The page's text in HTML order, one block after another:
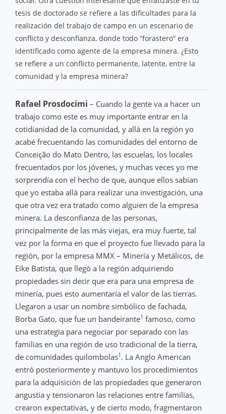
tesis de doctorado se refiere a las dificultades para la
realización del trabajo de campo en un escenario de
conflicto y desconfianza, donde todo “forastero” era
identificado como agente de la empresa minera. ¿Esto
se refiere a un conflicto permanente, latente, entre la
comunidad y la empresa minera?
Rafael Prosdocimi – Cuando la gente va a hacer un
trabajo como este es muy importante entrar en la
cotidianidad de la comunidad, y allá en la región yo
acabé frecuentando las comunidades del entorno de
Conceição do Mato Dentro, las escuelas, los locales
frecuentados por los jóvenes, y muchas veces yo me
sorprendía con el hecho de que, aunque ellos sabían
que yo estaba allá para realizar una investigación, una
que otra vez era tratado como alguien de la empresa
minera. La desconfianza de las personas,
principalmente de las más viejas, era muy fuerte, tal
vez por la forma en que el proyecto fue llevado para la
región, por la empresa MMX – Minería y Metálicos, de
Eike Batista, que llegó a la región adquiriendo
propiedades sin decir que era para una empresa de
minería, pues esto aumentaría el valor de las tierras.
Llegaron a usar un nombre simbólico de fachada,
Borba Gato, que fue un bandeirante1 famoso, como
una estrategia para negociar por separado con las
familias en una región de uso tradicional de la tierra,
de comunidades quilombolas1 . La Anglo American
entró posteriormente y mantuvo los procedimientos
para la adquisición de las propiedades que generaron
angustia y tensionaron las relaciones entre familias,
crearon expectativas, y de cierto modo, fragmentaron